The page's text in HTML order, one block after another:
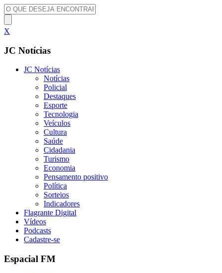
X
JC Notícias
JC Notícias
Notícias
Policial
Destaques
Esporte
Tecnologia
Veículos
Cultura
Saúde
Cidadania
Turismo
Economia
Pensamento positivo
Política
Sorteios
Indicadores
Flagrante Digital
Vídeos
Podcasts
Cadastre-se
Espacial FM